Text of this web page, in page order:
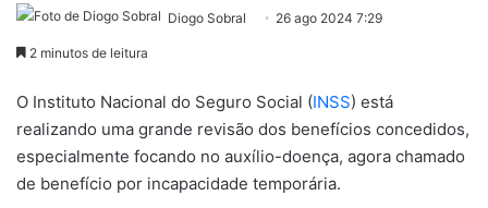
Diogo Sobral 26 ago 2024 7:29
2 minutos de leitura
O Instituto Nacional do Seguro Social (INSS) está
realizando uma grande revisão dos benefícios concedidos,
especialmente focando no auxílio-doença, agora chamado
de benefício por incapacidade temporária.